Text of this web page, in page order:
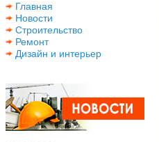
Главная
Новости
Строительство
Ремонт
Дизайн и интерьер